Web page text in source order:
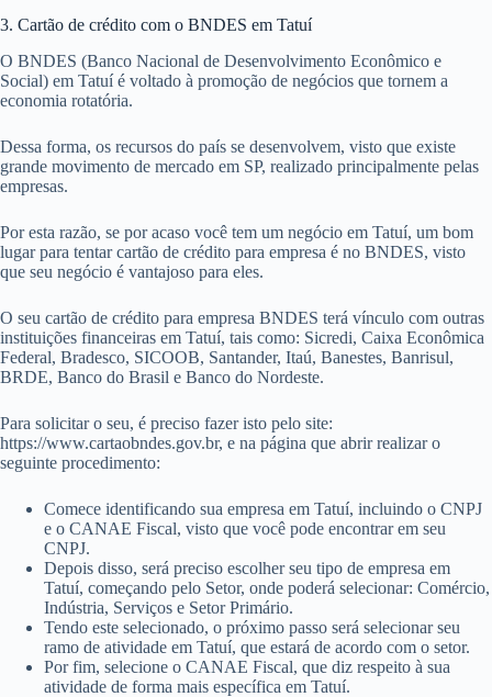
3. Cartão de crédito com o BNDES em Tatuí
O BNDES (Banco Nacional de Desenvolvimento Econômico e
Social) em Tatuí é voltado à promoção de negócios que tornem a
economia rotatória.
Dessa forma, os recursos do país se desenvolvem, visto que existe
grande movimento de mercado em SP, realizado principalmente pelas
empresas.
Por esta razão, se por acaso você tem um negócio em Tatuí, um bom
lugar para tentar cartão de crédito para empresa é no BNDES, visto
que seu negócio é vantajoso para eles.
O seu cartão de crédito para empresa BNDES terá vínculo com outras
instituições financeiras em Tatuí, tais como: Sicredi, Caixa Econômica
Federal, Bradesco, SICOOB, Santander, Itaú, Banestes, Banrisul,
BRDE, Banco do Brasil e Banco do Nordeste.
Para solicitar o seu, é preciso fazer isto pelo site:
https://www.cartaobndes.gov.br, e na página que abrir realizar o
seguinte procedimento:
Comece identificando sua empresa em Tatuí, incluindo o CNPJ
e o CANAE Fiscal, visto que você pode encontrar em seu
CNPJ.
Depois disso, será preciso escolher seu tipo de empresa em
Tatuí, começando pelo Setor, onde poderá selecionar: Comércio,
Indústria, Serviços e Setor Primário.
Tendo este selecionado, o próximo passo será selecionar seu
ramo de atividade em Tatuí, que estará de acordo com o setor.
Por fim, selecione o CANAE Fiscal, que diz respeito à sua
atividade de forma mais específica em Tatuí.